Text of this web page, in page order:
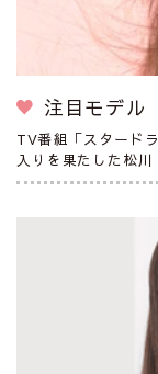
注目モデ
TV番組「スタード
入りを果たした松川